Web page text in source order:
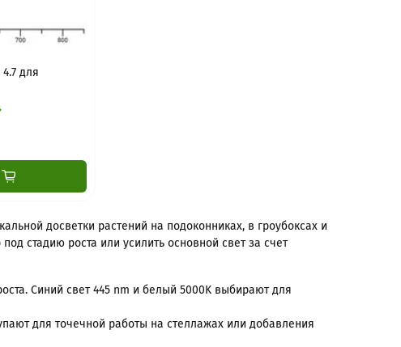
для
досветки растений на подоконниках, в гроубоксах и
стадию роста или усилить основной свет за счет
Синий свет 445 nm и белый 5000K выбирают для
для точечной работы на стеллажах или добавления